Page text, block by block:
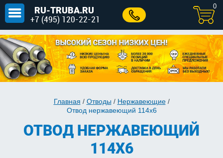
RU-TRUBA.RU
+7 (495) 120-22-21
0
Главная / Отводы / Нержавеющие/
Отвод нержавеющий 114х6
ОТВОД НЕРЖАВЕЮЩИЙ
114Х6